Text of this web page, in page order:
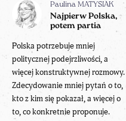
Paulina MATYSIAK
Najpierw Polska,
potem partia
Polska potrzebuje mniej
politycznej podejrzliwości, a
więcej konstruktywnej rozmowy.
Zdecydowanie mniej pytań o to,
kto z kim się pokazał, a więcej o
to, co konkretnie proponuje.